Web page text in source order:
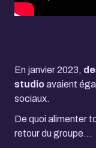
En janvier 2023,
studioavaient
sociaux.
De quoi alimenter
retour du groupe...